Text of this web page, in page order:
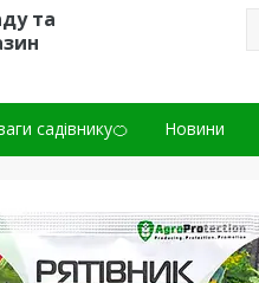
та
садівнику🍊 Новини